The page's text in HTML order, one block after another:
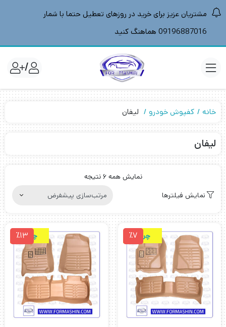
مشتریان عزیز برای خرید در روزهای تعطیل حتما با شمار
09196887016 هماهنگ کنید
/
خانه کفپوش خودرو لیفان
لیفان
نمایش همه 6 نتیجه
نمایش فیلترها
چرمی٪7 چرمی٪13